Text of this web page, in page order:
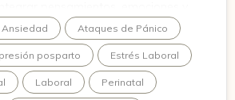
espacio clínico cálido y colaborativo,
herramientas prácticas frente a los
se interponen en el día a día.En el
el cambio, te gustaría habitar tu
Ansiedad Ataques de Pánico
posparto Estrés Laboral
Laboral Perinatal